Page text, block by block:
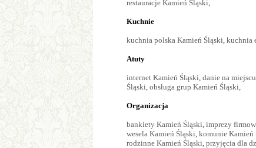
restauracje Kamień Śląski
Kuchnie
kuchnia polska Kamień Śląski kuchnia
Atuty
internet Kamień Śląski danie na
Śląski obsługa grup Kamień Śląski
Organizacja
bankiety Kamień Śląski imprezy
wesela Kamień Śląski komunie Kamień
rodzinne Kamień Śląski przyjęcia dla